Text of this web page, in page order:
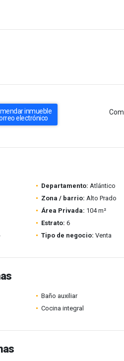
inmueble
electrónico
Departamento: Atlántico
Zona / barrio: Alto Prado
Área Privada: 104 m²
Estrato: 6
Tipo de negocio: Venta
Baño auxiliar
Cocina integral